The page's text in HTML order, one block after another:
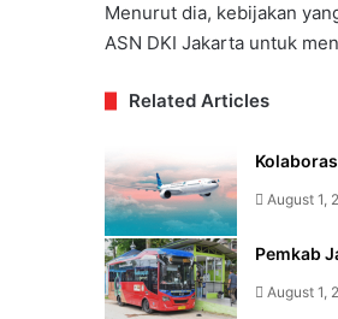
Menurut dia, kebijakan
ASN DKI Jakarta untuk
Related Articles
August 1,
Pemkab
August 1,